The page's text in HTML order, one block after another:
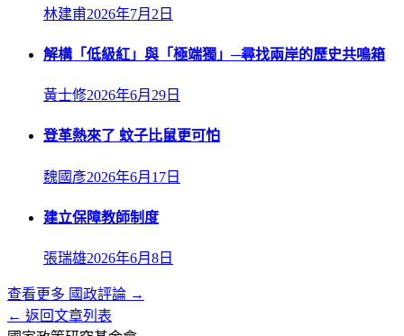
林建甫2026年7月2日
解構「低級紅」與「極端獨」─尋找兩岸的歷史共鳴箱
黃士修2026年6月29日
登革熱來了 蚊子比鼠更可怕
魏國彥2026年6月17日
建立保障教師制度
張瑞雄2026年6月8日
查看更多 國政評論 →
← 返回文章列表